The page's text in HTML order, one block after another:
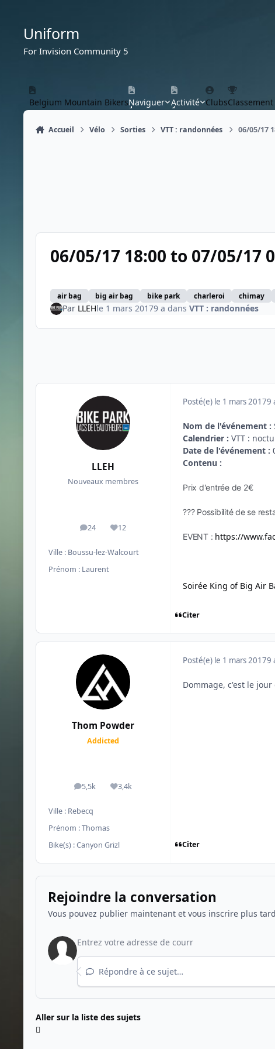
Uniform
For Invision Community 5
Belgium Mountain BikersNaviguer Activité ClubsClassement
Accueil Vélo Sorties VTT : randonnées 06/05/17
06/05/17 18:00 to 07/05/17
air bag big air bag bike park charleroi chimay
Par LLEHle 1 mars 20179 a dans VTT : randonnées
LLEH
Nouveaux membres
24
messages12
Réputation
Ville : Boussu-lez-Walcourt
Prénom : Laurent
Posté(e) le 1 mars 20179
Nom de l'événement :
Calendrier : VTT :
Date de l'événement :
Contenu :
Prix d'entrée de 2€
??? Possibilité de se
EVENT : https://
Soirée King of Big Air
Citer
Thom Powder
Addicted
5,5k
messages3,4k
Réputation
Ville : Rebecq
Prénom :Thomas
Bike(s) :Canyon Grizl
Posté(e) le 1 mars 20179
Dommage, c'est le
Citer
Rejoindre la conversation
Vous pouvez publier maintenant et vous inscrire plus
Répondre à ce sujet…
Aller sur la liste des sujets